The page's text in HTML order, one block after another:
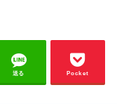
送る Pocket